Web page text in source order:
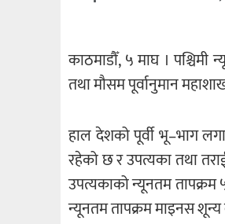
काठमाडौँ, ५ माघ ।
तथा मौसम पूर्वानुमान
हाल देशको पूर्वी भू–भाग
रहेको छ र उपत्यका तथा
उपत्यकाको न्यूनतम
न्यूनतम तापक्रम माइनस